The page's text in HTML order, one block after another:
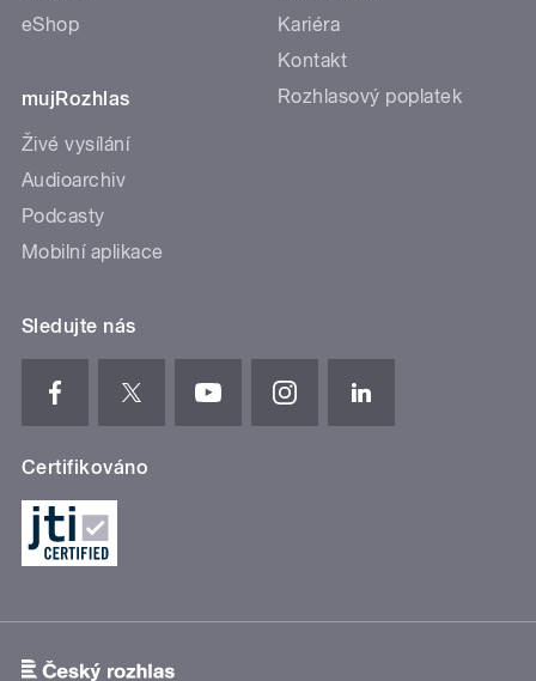
eShop
mujRozhlas
Živé vysílání
Audioarchiv
Podcasty
Mobilní aplikace
Kariéra
Kontakt
Rozhlasový poplatek
Sledujte nás
Certifikováno